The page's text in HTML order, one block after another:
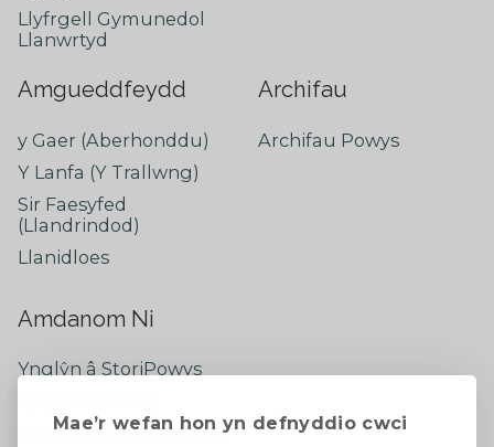
Mae’r wefan hon yn defnyddio cwci
Llyfrgell Gymunedol
Llanwrtyd
Amgueddfeydd
y Gaer (Aberhonddu)
Y Lanfa (Y Trallwng)
Sir Faesyfed
(Llandrindod)
Llanidloes
Archifau
Archifau Powys
Amdanom Ni
Ynglŷn â StoriPowys
Newyddion Diweddaraf